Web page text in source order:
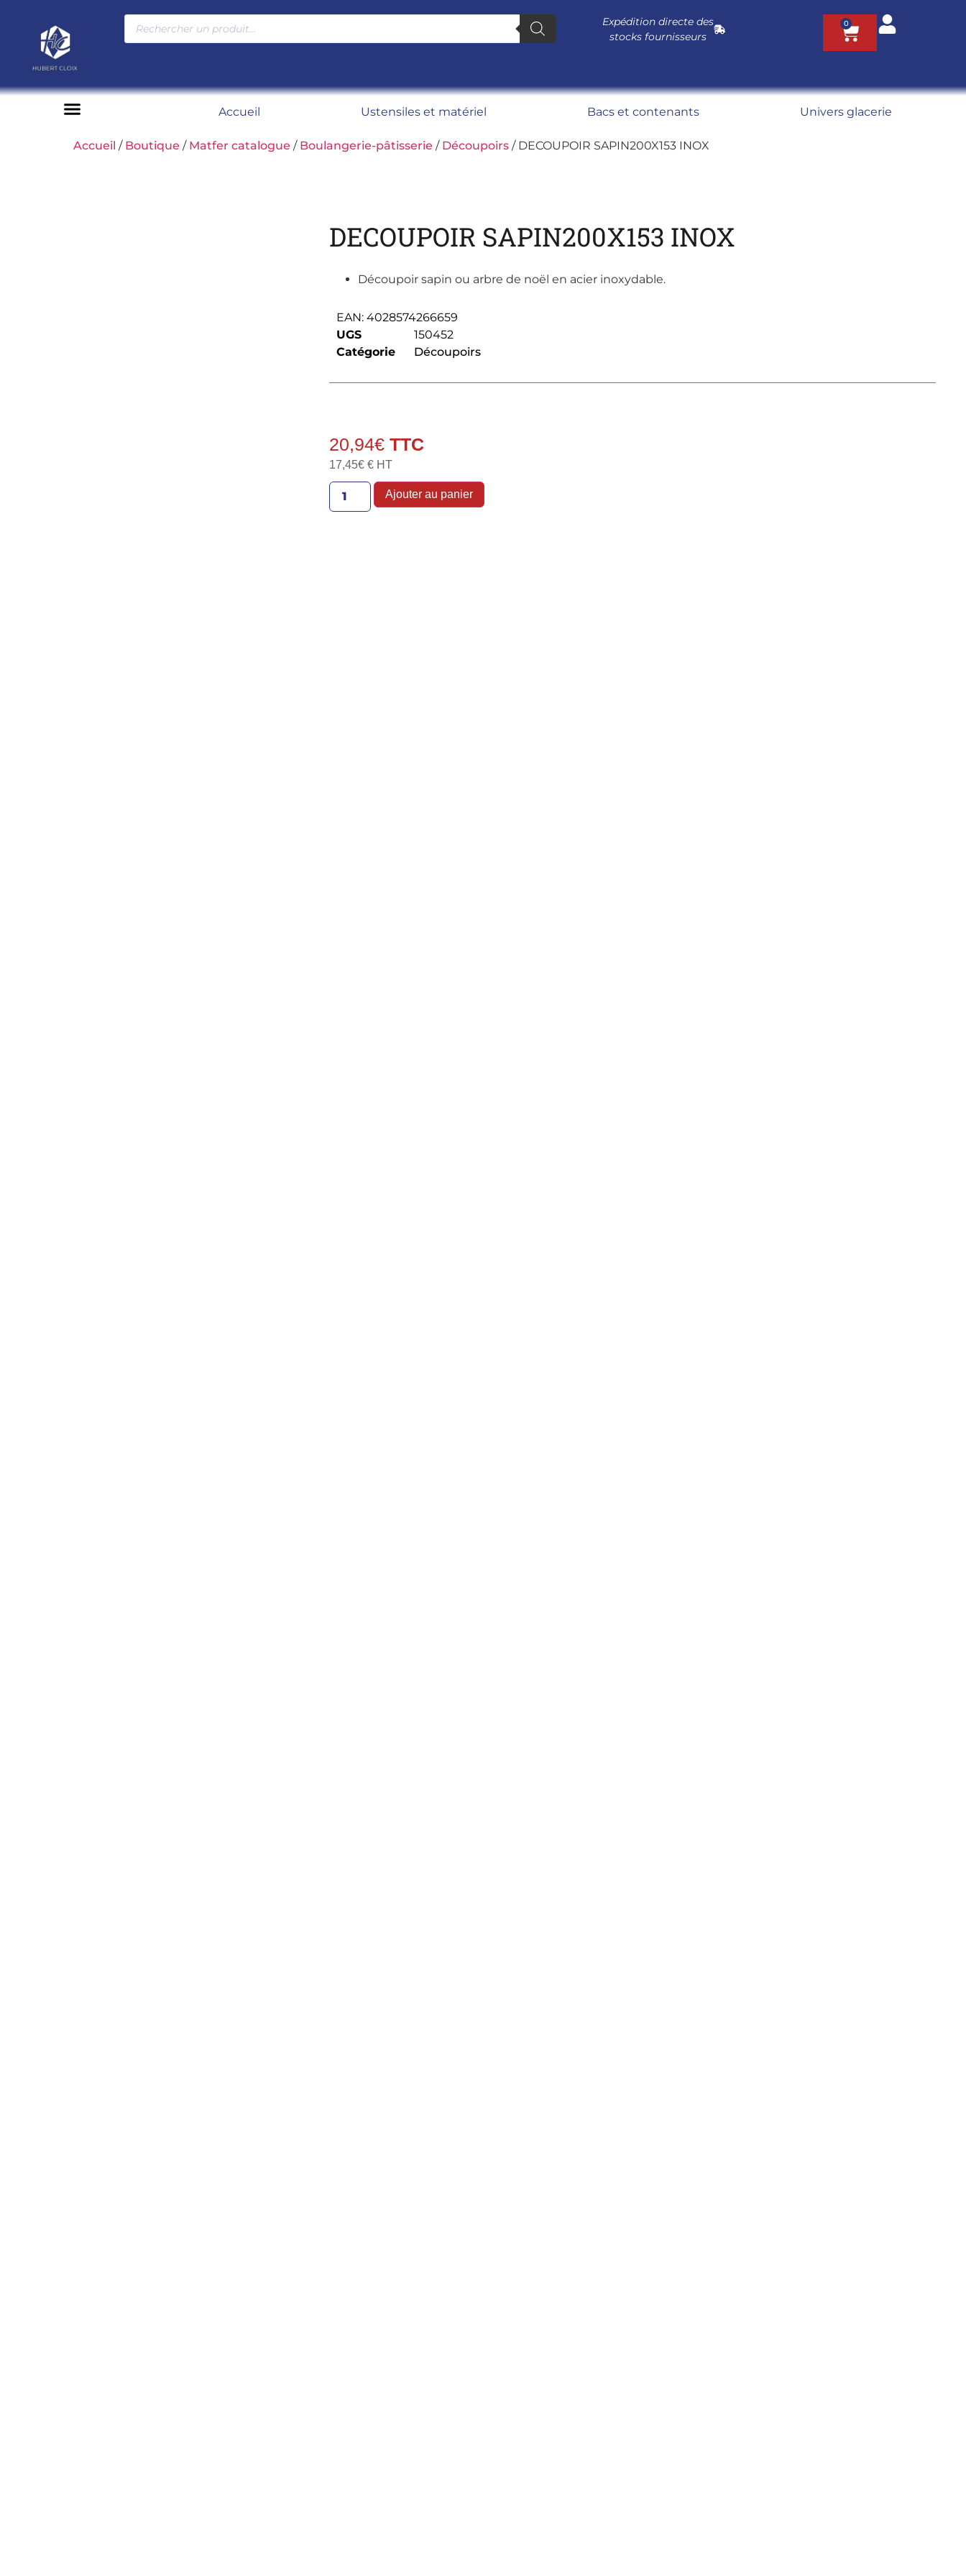
Expédition directe des
stocks fournisseurs
0
Accueil Ustensiles et matériel Bacs et contenants Univers glacerie
Accueil / Boutique / Matfer catalogue / Boulangerie-pâtisserie / Découpoirs / DECOUPOIR SAPIN200X153 INOX
DECOUPOIR SAPIN200X153 INOX
Découpoir sapin ou arbre de noël en acier inoxydable.
EAN: 4028574266659
UGS
150452
Catégorie
Découpoirs
20,94€
17,45€€ HT
Ajouter au panier